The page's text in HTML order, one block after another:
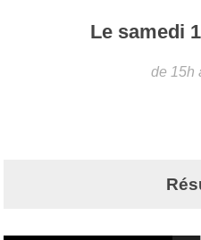
Le samedi
de 15h